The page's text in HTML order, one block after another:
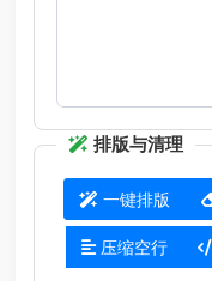
排版与清理
一键排版
压缩空行